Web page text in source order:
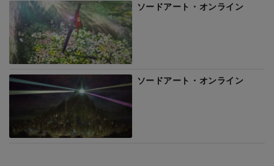
ソードアート・オンライン
ソードアート・オンライン